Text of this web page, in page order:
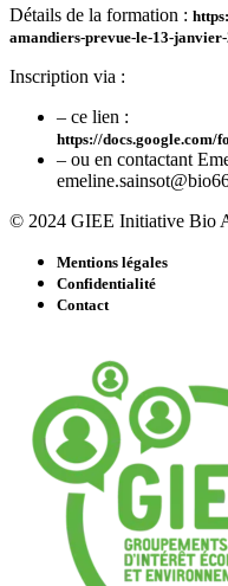
Détails de la formation :
amandiers-prevue-le-13-
Inscription via :
– ce lien :
https://
– ou en contactant
© 2024 GIEE Initiative Bio
Mentions légales
Confidentialité
Contact